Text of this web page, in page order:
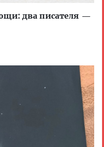
два писателя —